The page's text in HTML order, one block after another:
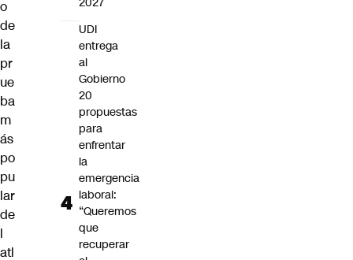
o
de
la
pr
ue
ba
m
ás
po
pu
lar
de
l
atl
UDI
entrega
al
Gobierno
20
propuestas
para
enfrentar
la
emergencia
laboral:
“Queremos
que
recuperar